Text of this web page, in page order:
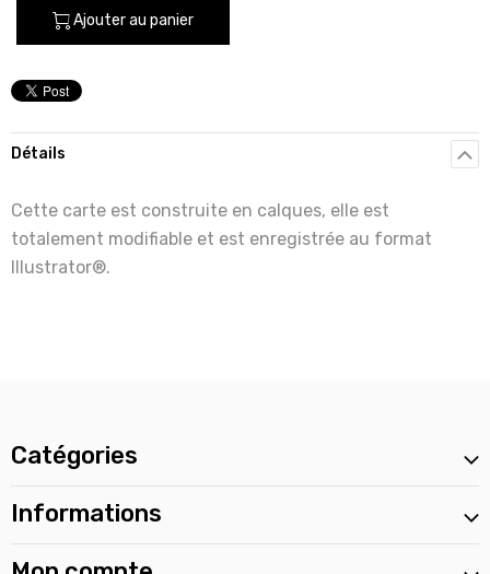
Ajouter au panier
Détails
Cette carte est construite en calques, elle est
totalement modifiable et est enregistrée au format
Illustrator®.
Catégories
Informations